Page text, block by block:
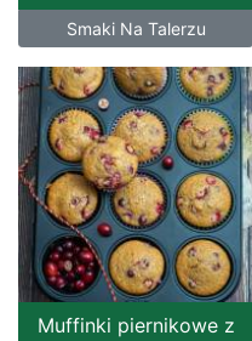
Smaki Na Talerzu
Muffinki piernikowe z